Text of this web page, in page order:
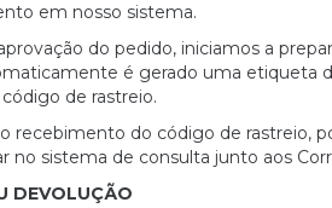
em nosso sistema.
do pedido, iniciamos a
é gerado uma etiqueta
de rastreio.
o recebimento do código de rastreio,
no sistema de consulta junto aos
DEVOLUÇÃO